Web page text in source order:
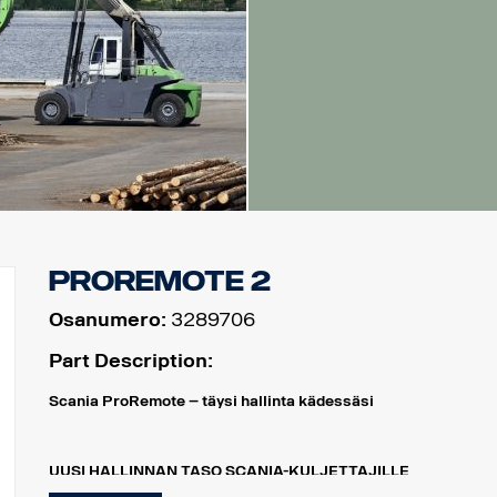
ProRemote 2
Osanumero: 3289706
Part Description:
Scania ProRemote – täysi hallinta kädessäsi
UUSI HALLINNAN TASO SCANIA-KULJETTAJILLE